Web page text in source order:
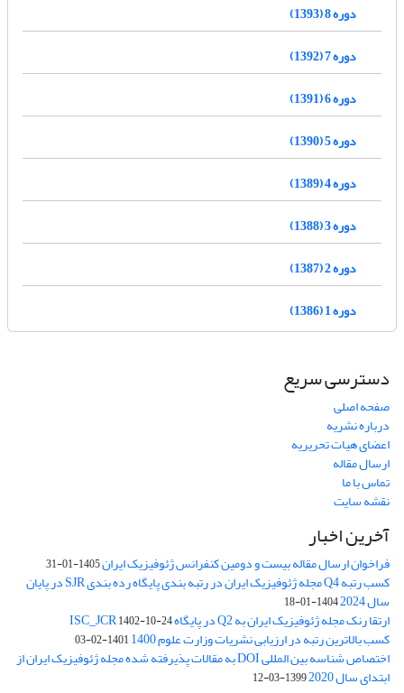
دوره 8 (1393)
دوره 7 (1392)
دوره 6 (1391)
دوره 5 (1390)
دوره 4 (1389)
دوره 3 (1388)
دوره 2 (1387)
دوره 1 (1386)
دسترسی سریع
صفحه اصلی
درباره نشریه
اعضای هیات تحریریه
ارسال مقاله
تماس با ما
نقشه سایت
آخرین اخبار
فراخوان ارسال مقاله بیست و دومین کنفرانس ژئوفیزیک ایران1405-01-31
کسب رتبه Q4 مجله ژئوفیزیک ایران در رتبه بندی پایگاه رده بندی SJR در پایان
سال 2024 1404-01-18
ارتقا رنک مجله ژئوفیزیک ایران به Q2 در پایگاه ISC_JCR 1402-10-24
کسب بالاترین رتبه در ارزیابی نشریات وزارت علوم 1400 1401-02-03
اختصاص شناسه بین المللی DOI به مقالات پذیرفته شده مجله ژئوفیزیک ایران از
ابتدای سال 2020 1399-03-12